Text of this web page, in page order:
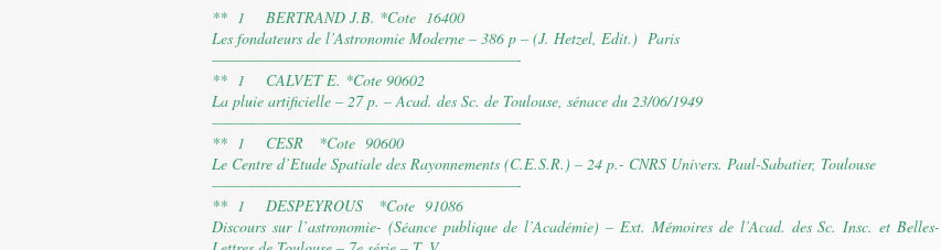
** 1 BERTRAND J.B. *Cote 16400
Les fondateurs de l’Astronomie Moderne – 386 p – (J. Hetzel, Edit.) Paris
———————————————————————-
** 1 CALVET E. *Cote 90602
La pluie artificielle – 27 p. – Acad. des Sc. de Toulouse, sénace du 23/06/1949
———————————————————————-
** 1 CESR *Cote 90600
Le Centre d’Etude Spatiale des Rayonnements (C.E.S.R.) – 24 p.- CNRS Univers. Paul-Sabatier, Toulouse
———————————————————————-
** 1 DESPEYROUS *Cote 91086
Discours sur l’astronomie- (Séance publique de l’Académie) – Ext. Mémoires de l’Acad. des Sc. Insc. et Belles-